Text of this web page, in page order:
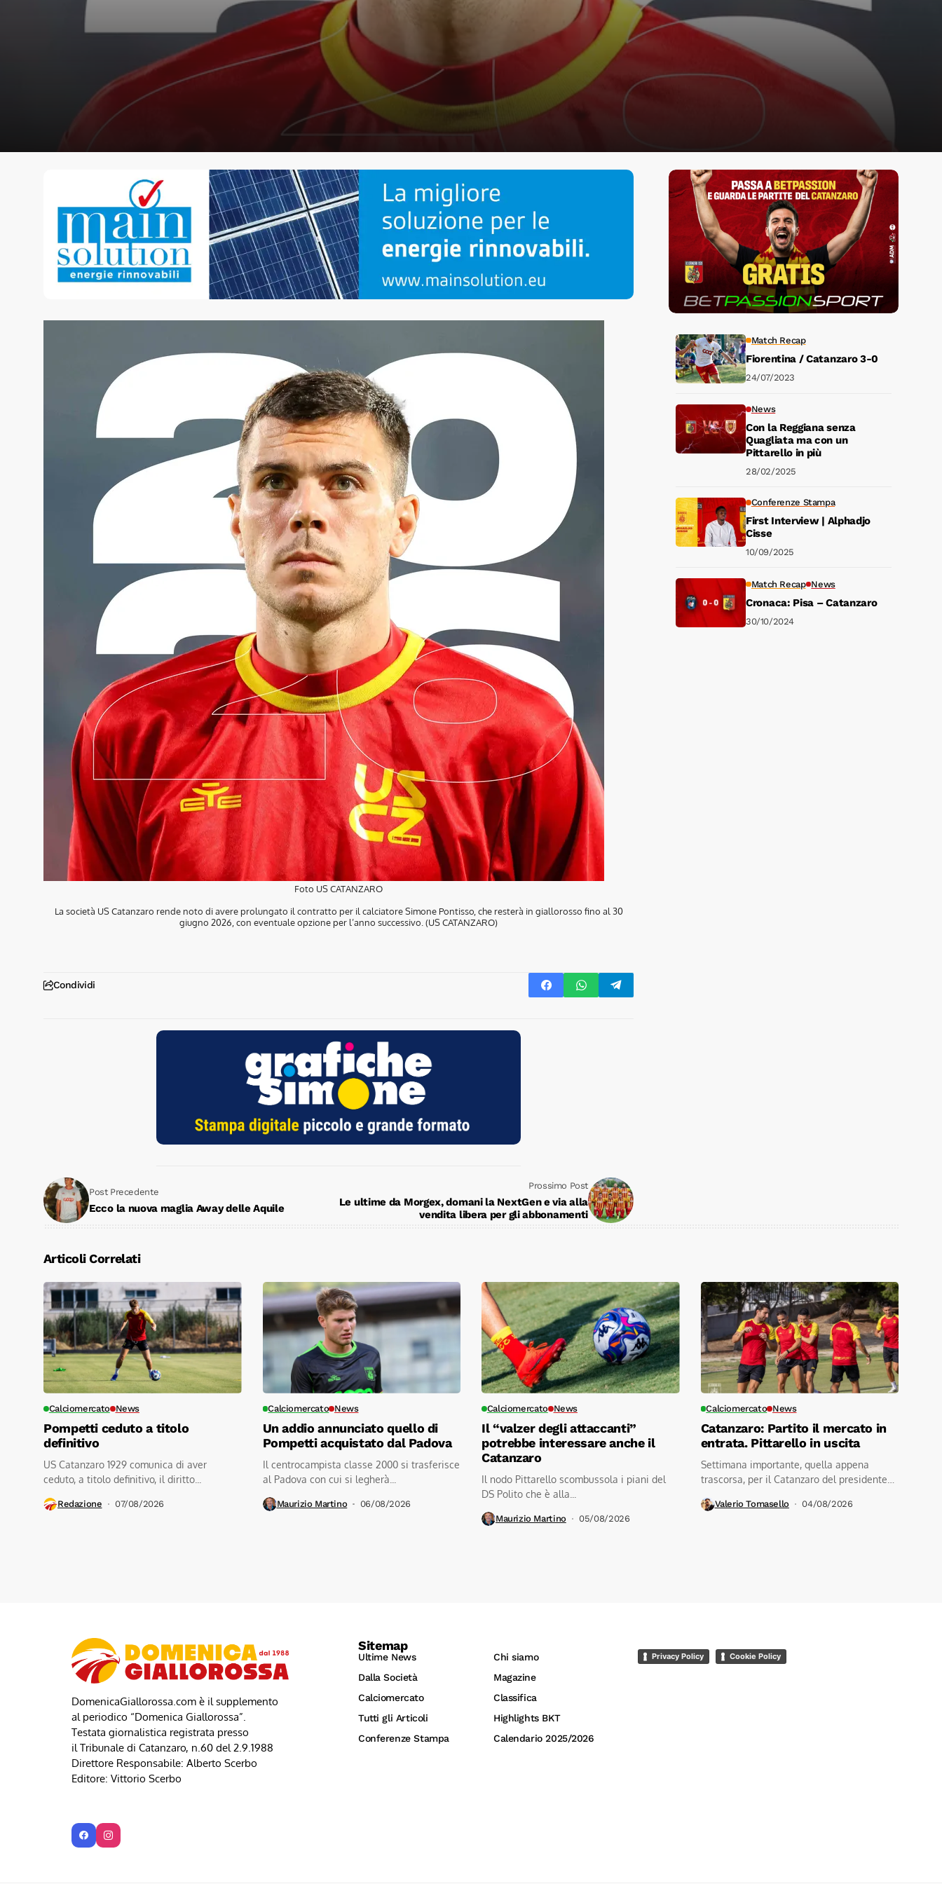
Foto US CATANZARO
La società US Catanzaro rende noto di avere prolungato il contratto per il calciatore Simone Pontisso, che resterà in giallorosso fino al 30
giugno 2026, con eventuale opzione per l’anno successivo. (US CATANZARO)
Condividi
Post Precedente
Ecco la nuova maglia Away delle Aquile
Prossimo Post
Le ultime da Morgex, domani la NextGen e via alla
vendita libera per gli abbonamenti
Match Recap
Fiorentina / Catanzaro 3-0
24/07/2023
News
Con la Reggiana senza
Quagliata ma con un
Pittarello in più
28/02/2025
Conferenze Stampa
First Interview | Alphadjo
Cisse
10/09/2025
Match Recap News
Cronaca: Pisa – Catanzaro
30/10/2024
Articoli Correlati
Calciomercato News
Pompetti ceduto a titolo
definitivo
US Catanzaro 1929 comunica di aver
ceduto, a titolo definitivo, il diritto...
Redazione 07/08/2026
Calciomercato News
Un addio annunciato quello di
Pompetti acquistato dal Padova
Il centrocampista classe 2000 si trasferisce
al Padova con cui si legherà...
Maurizio Martino 06/08/2026
Calciomercato News
Il “valzer degli attaccanti”
potrebbe interessare anche il
Catanzaro
Il nodo Pittarello scombussola i piani del
DS Polito che è alla...
Maurizio Martino 05/08/2026
Calciomercato News
Catanzaro: Partito il mercato in
entrata. Pittarello in uscita
Settimana importante, quella appena
trascorsa, per il Catanzaro del presidente
Valerio Tomasello 04/08/2026
DomenicaGiallorossa.com è il supplemento
al periodico “Domenica Giallorossa”.
Testata giornalistica registrata presso
il Tribunale di Catanzaro, n.60 del 2.9.1988
Direttore Responsabile: Alberto Scerbo
Editore: Vittorio Scerbo
Sitemap
Ultime News
Chi siamo
Dalla Società
Magazine
Calciomercato
Classifica
Tutti gli Articoli
Highlights BKT
Conferenze Stampa
Calendario 2025/2026
Privacy Policy Cookie Policy